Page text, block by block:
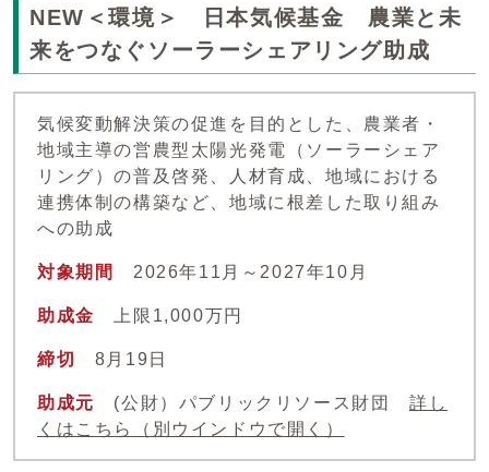
NEW＜環境＞ 日本気候基金 農業と未
来をつなぐソーラーシェアリング助成
気候変動解決策の促進を目的とした、農業者・
地域主導の営農型太陽光発電（ソーラーシェア
リング）の普及啓発、人材育成、地域における
連携体制の構築など、地域に根差した取り組み
への助成
対象期間 2026年11月～2027年10月
助成金 上限1,000万円
締切 8月19日
助成元 (公財）パブリックリソース財団詳し
くはこちら
（別ウインドウで開く）